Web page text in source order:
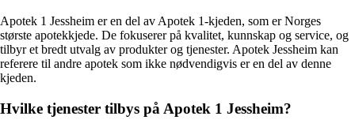
Apotek 1 Jessheim er en del av Apotek 1-kjeden, som er Norges
største apotekkjede. De fokuserer på kvalitet, kunnskap og service, og
tilbyr et bredt utvalg av produkter og tjenester. Apotek Jessheim kan
referere til andre apotek som ikke nødvendigvis er en del av denne
kjeden.
Hvilke tjenester tilbys på Apotek 1 Jessheim?